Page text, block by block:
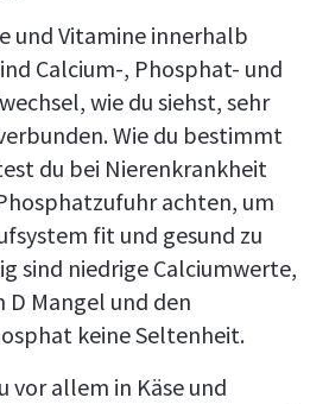
und Vitamine innerhalb
Calcium-, Phosphat- und
wie du siehst, sehr
Wie du bestimmt
du bei Nierenkrankheit
achten, um
fit und gesund zu
sind niedrige Calciumwerte,
D Mangel und den
keine Seltenheit.
vor allem in Käse und